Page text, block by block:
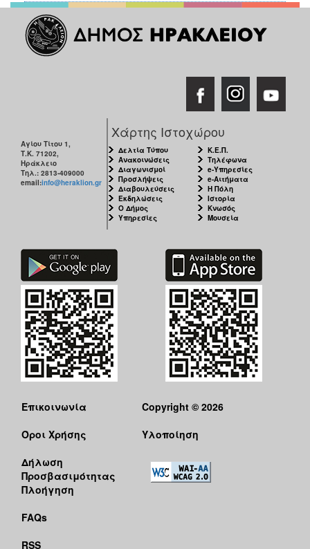
Αγίου Τίτου 1,
Τ.Κ. 71202,
Ηράκλειο
Τηλ.: 2813-409000
email:info@heraklion.gr
Χάρτης Ιστοχώρου
Δελτία Τύπου
Ανακοινώσεις
Διαγωνισμοί
Προσλήψεις
Διαβουλεύσεις
Εκδηλώσεις
Ο Δήμος
Υπηρεσίες
Κ.Ε.Π.
Τηλέφωνα
e-Υπηρεσίες
e-Αιτήματα
Η Πόλη
Ιστορία
Κνωσός
Μουσεία
Επικοινωνία
Όροι Χρήσης
Δήλωση
Προσβασιμότητας
Πλοήγηση
FAQs
RSS
Copyright © 2026
Υλοποίηση